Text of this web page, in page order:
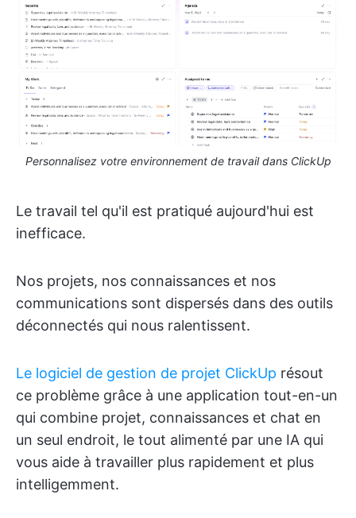
Personnalisez votre environnement de travail dans ClickUp
Le travail tel qu'il est pratiqué aujourd'hui est
inefficace.
Nos projets, nos connaissances et nos
communications sont dispersés dans des outils
déconnectés qui nous ralentissent.
Le logiciel de gestion de projet ClickUp résout
ce problème grâce à une application tout-en-un
qui combine projet, connaissances et chat en
un seul endroit, le tout alimenté par une IA qui
vous aide à travailler plus rapidement et plus
intelligemment.